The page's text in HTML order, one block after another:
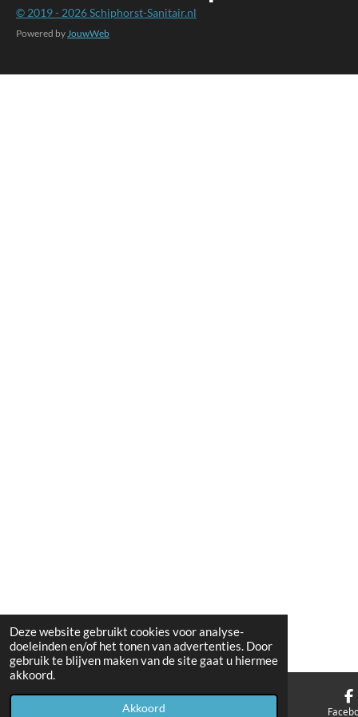
Deze website gebruikt cookies voor analyse-
doeleinden en/of het tonen van advertenties. Door
gebruik te blijven maken van de site gaat u hiermee
akkoord.
Akkoord
© 2019 - 2026Schiphorst-Sanitair.nl
Powered by JouwWeb